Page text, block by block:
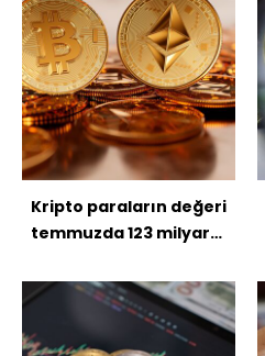
Kripto paraların değeri
temmuzda 123 milyar